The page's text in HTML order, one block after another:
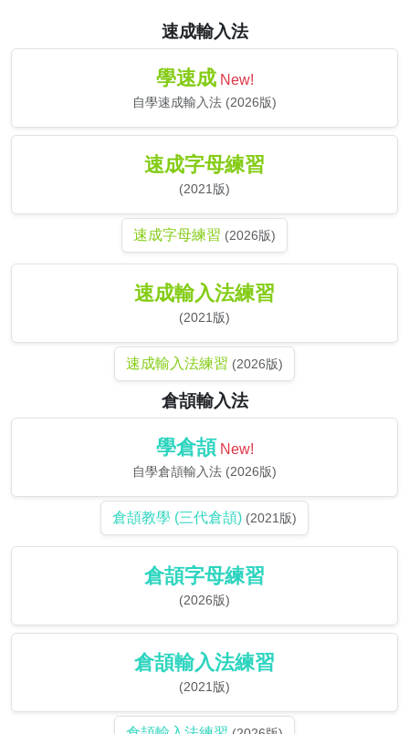
速成輸入法
學速成 New!
自學速成輸入法 (2026版)
速成字母練習
(2021版)
速成字母練習 (2026版)
速成輸入法練習
(2021版)
速成輸入法練習 (2026版)
倉頡輸入法
學倉頡 New!
自學倉頡輸入法 (2026版)
倉頡教學 (三代倉頡) (2021版)
倉頡字母練習
(2026版)
倉頡輸入法練習
(2021版)